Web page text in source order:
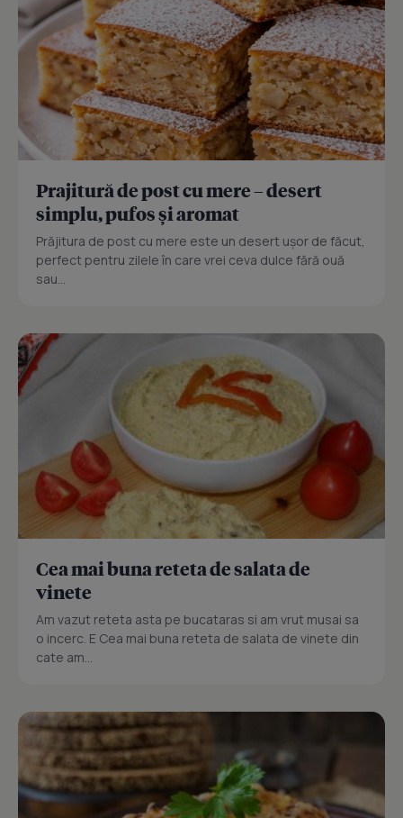
Prajitură de post cu mere – desert
simplu, pufos și aromat
Prăjitura de post cu mere este un desert ușor de făcut,
perfect pentru zilele în care vrei ceva dulce fără ouă
sau...
Cea mai buna reteta de salata de
vinete
Am vazut reteta asta pe bucataras si am vrut musai sa
o incerc. E Cea mai buna reteta de salata de vinete din
cate am...